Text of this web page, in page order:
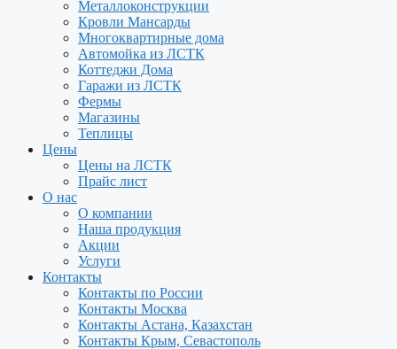
Металлоконструкции
Кровли Мансарды
Многоквартирные дома
Автомойка из ЛСТК
Коттеджи Дома
Гаражи из ЛСТК
Фермы
Магазины
Теплицы
Цены
Цены на ЛСТК
Прайс лист
О нас
О компании
Наша продукция
Акции
Услуги
Контакты
Контакты по России
Контакты Москва
Контакты Астана, Казахстан
Контакты Крым, Севастополь